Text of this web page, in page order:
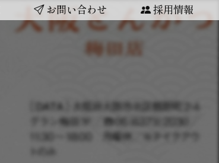
お問い合わせ 採用情報